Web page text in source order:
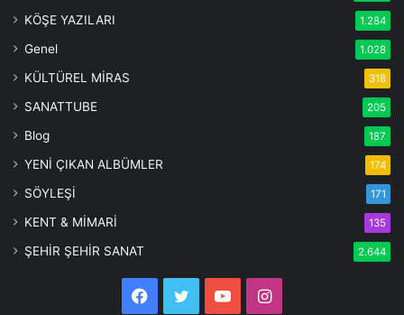
KÖŞE YAZILARI 1.284
Genel 1.028
KÜLTÜREL MİRAS 318
SANATTUBE 205
Blog 187
YENİ ÇIKAN ALBÜMLER 174
SÖYLEŞİ 171
KENT & MİMARİ 135
ŞEHİR ŞEHİR SANAT 2.644
Facebook
TwitterYouTubeInstagram